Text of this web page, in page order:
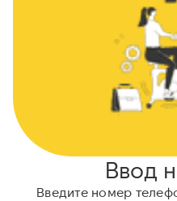
Ввод
Введите номер